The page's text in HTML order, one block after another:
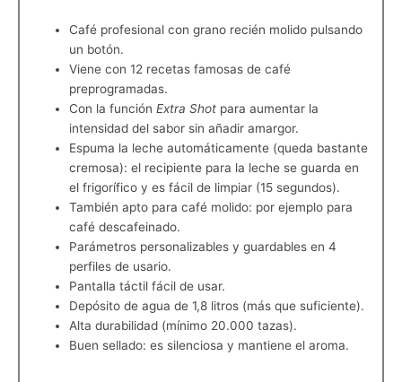
Café profesional con grano recién molido pulsando
un botón.
Viene con 12 recetas famosas de café
preprogramadas.
Con la función Extra Shotpara aumentar la
intensidad del sabor sin añadir amargor.
Espuma la leche automáticamente (queda bastante
cremosa): el recipiente para la leche se guarda en
el frigorífico y es fácil de limpiar (15 segundos).
También apto para café molido: por ejemplo para
café descafeinado.
Parámetros personalizables y guardables en 4
perfiles de usario.
Pantalla táctil fácil de usar.
Depósito de agua de 1,8 litros (más que suficiente).
Alta durabilidad (mínimo 20.000 tazas).
Buen sellado: es silenciosa y mantiene el aroma.